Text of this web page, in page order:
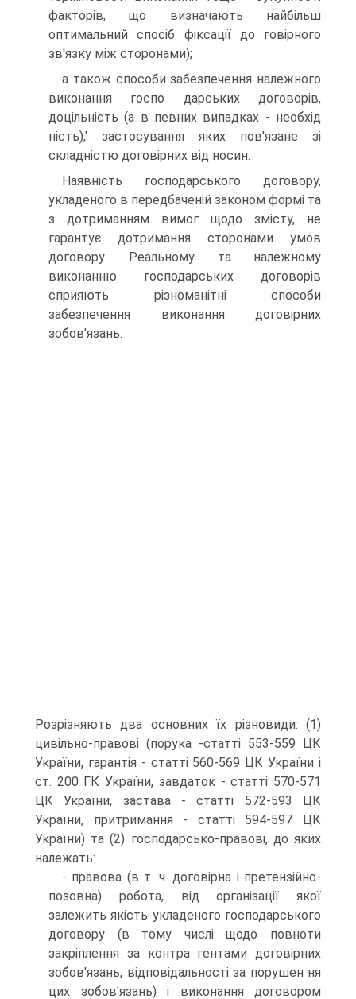
факторів, що визначають найбільш
оптимальний спосіб фіксації до говірного
зв'язку між сторонами);
а також способи забезпечення належного
виконання госпо дарських договорів,
доцільність (а в певних випадках - необхід
ність),' застосування яких пов'язане зі
складністю договірних від носин.
Наявність господарського договору,
укладеного в передбаченій законом формі та
з дотриманням вимог щодо змісту, не
гарантує дотримання сторонами умов
договору. Реальному та належному
виконанню господарських договорів
сприяють різноманітні способи
забезпечення виконання договірних
зобов'язань.
Розрізняють два основних їх різновиди: (1)
цивільно-правові (порука -статті 553-559 ЦК
України, гарантія - статті 560-569 ЦК України і
ст. 200 ГК України, завдаток - статті 570-571
ЦК України, застава - статті 572-593 ЦК
України, притримання - статті 594-597 ЦК
України) та (2) господарсько-правові, до яких
належать:
- правова (в т. ч. договірна і претензійно-
позовна) робота, від організації якої
залежить якість укладеного господарського
договору (в тому числі щодо повноти
закріплення за контра гентами договірних
зобов'язань, відповідальності за порушен ня
цих зобов'язань) і виконання договором